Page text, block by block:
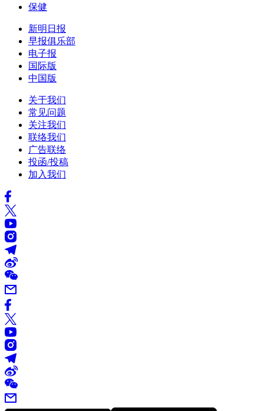
保健
新明日报
早报俱乐部
电子报
国际版
中国版
关于我们
常见问题
关注我们
联络我们
广告联络
投函/投稿
加入我们